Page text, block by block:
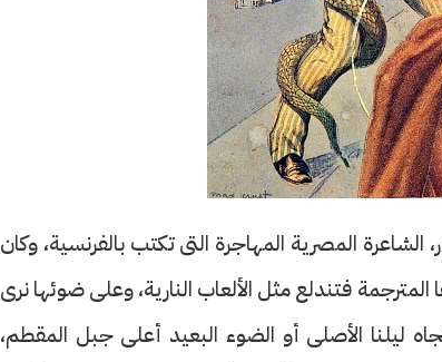
المصرية المهاجرة التى تكتب بالفرنسية، وكان
فتندلع مثل الألعاب النارية، وعلى ضوئها نرى
ليلنا الأصلى أو الضوء البعيد أعلى جبل المقطم،